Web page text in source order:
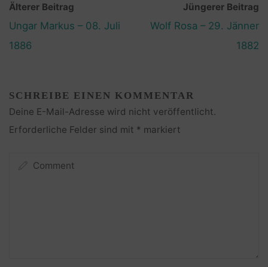
Älterer Beitrag
Ungar Markus – 08. Juli
1886
Jüngerer Beitrag
Wolf Rosa – 29. Jänner
1882
SCHREIBE EINEN KOMMENTAR
Deine E-Mail-Adresse wird nicht veröffentlicht.
Erforderliche Felder sind mit * markiert